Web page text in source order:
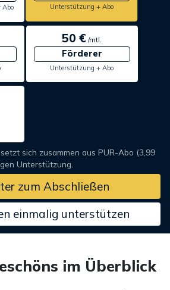
Abo Unterstützung + Abo
50 € /mtl.
Förderer
Unterstützung + Abo
sich zusammen aus PUR-Abo (3,99
Unterstützung.
zum Abschließen
einmalig unterstützen
im Überblick